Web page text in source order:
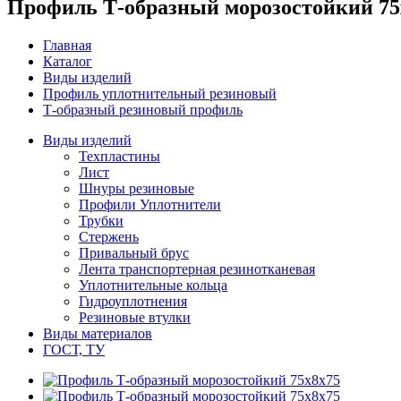
Профиль Т-образный морозостойкий
Главная
Каталог
Виды изделий
Профиль уплотнительный резиновый
Т-образный резиновый профиль
Виды изделий
Техпластины
Лист
Шнуры резиновые
Профили Уплотнители
Трубки
Стержень
Привальный брус
Лента транспортерная резинотканевая
Уплотнительные кольца
Гидроуплотнения
Резиновые втулки
Виды материалов
ГОСТ, ТУ